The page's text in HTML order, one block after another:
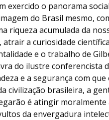
exercido o panorama
do Brasil mesmo,
riqueza acumulada da
a curiosidade
e o trabalho de
do ilustre conferencista
e a segurança com que
civilização brasileira, a
é atingir moralmente
da envergadura